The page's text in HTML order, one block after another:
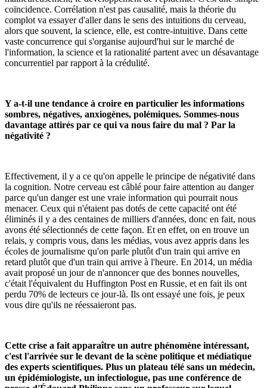
coïncidence. Corrélation n'est pas causalité, mais la théorie du
complot va essayer d'aller dans le sens des intuitions du cerveau,
alors que souvent, la science, elle, est contre-intuitive. Dans cette
vaste concurrence qui s'organise aujourd'hui sur le marché de
l'information, la science et la rationalité partent avec un désavantage
concurrentiel par rapport à la crédulité.
Y a-t-il une tendance à croire en particulier les informations
sombres, négatives, anxiogènes, polémiques. Sommes-nous
davantage attirés par ce qui va nous faire du mal ? Par la
négativité ?
Effectivement, il y a ce qu'on appelle le principe de négativité dans
la cognition. Notre cerveau est câblé pour faire attention au danger
parce qu'un danger est une vraie information qui pourrait nous
menacer. Ceux qui n'étaient pas dotés de cette capacité ont été
éliminés il y a des centaines de milliers d'années, donc en fait, nous
avons été sélectionnés de cette façon. Et en effet, on en trouve un
relais, y compris vous, dans les médias, vous avez appris dans les
écoles de journalisme qu'on parle plutôt d'un train qui arrive en
retard plutôt que d'un train qui arrive à l'heure. En 2014, un média
avait proposé un jour de n'annoncer que des bonnes nouvelles,
c'était l'équivalent du Huffington Post en Russie, et en fait ils ont
perdu 70% de lecteurs ce jour-là. Ils ont essayé une fois, je peux
vous dire qu'ils ne réessaieront pas.
Cette crise a fait apparaître un autre phénomène intéressant,
c'est l'arrivée sur le devant de la scène politique et médiatique
des experts scientifiques. Plus un plateau télé sans un médecin,
un épidémiologiste, un infectiologue, pas une conférence de